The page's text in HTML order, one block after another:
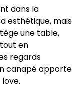
dans la
esthétique, mais
une table,
en
regards
canapé apporte